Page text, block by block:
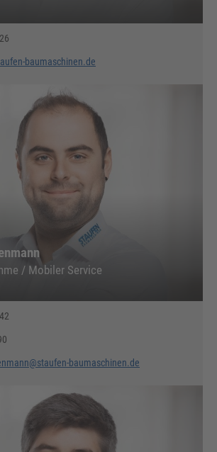
baumaschinen.de
/ Mobiler Service
baumaschinen.de